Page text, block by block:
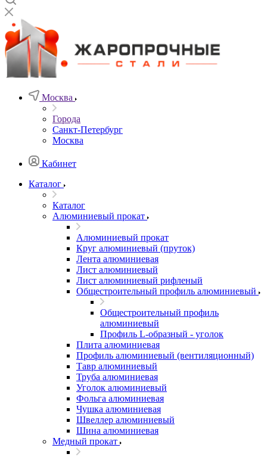
Москва
Города
Санкт-Петербург
Москва
Кабинет
Каталог
Каталог
Алюминиевый прокат
Алюминиевый прокат
Круг алюминиевый (пруток)
Лента алюминиевая
Лист алюминиевый
Лист алюминиевый рифленый
Общестроительный профиль алюминиевый
Общестроительный профиль
алюминиевый
Профиль L-образный - уголок
Плита алюминиевая
Профиль алюминиевый (вентиляционный)
Тавр алюминиевый
Труба алюминиевая
Уголок алюминиевый
Фольга алюминиевая
Чушка алюминиевая
Швеллер алюминиевый
Шина алюминиевая
Медный прокат